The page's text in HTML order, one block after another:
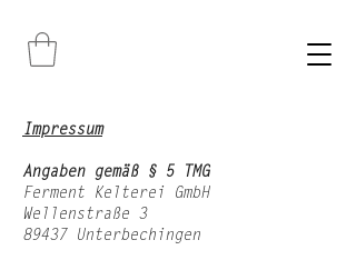
Impressum
Angaben gemäß § 5 TMG
Ferment Kelterei GmbH
Wellenstraße 3
89437 Unterbechingen